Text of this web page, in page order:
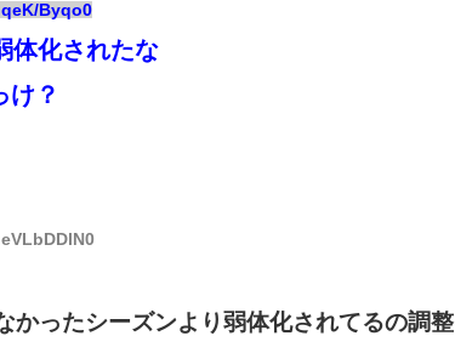
Byqo0
体化されたな
け？
かったシーズンより弱体化されてるの調整